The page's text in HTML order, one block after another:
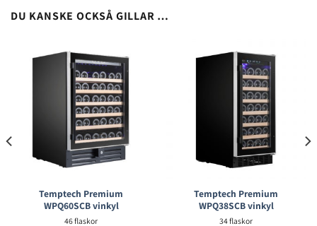
DU KANSKE OCKSÅ GILLAR …
Temptech Premium
WPQ60SCB vinkyl
46 flaskor
Temptech Premium
WPQ38SCB vinkyl
34 flaskor